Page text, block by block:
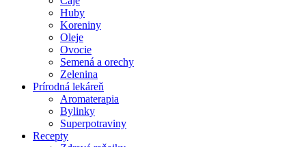
Huby
Koreniny
Oleje
Ovocie
Semená a orechy
Zelenina
Prírodná lekáreň
Aromaterapia
Bylinky
Superpotraviny
Recepty